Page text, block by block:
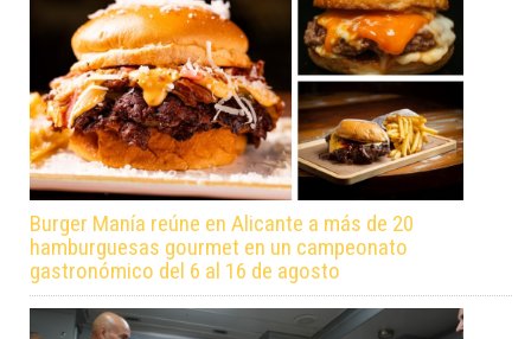
Burger Manía reúne en Alicante a más de 20
hamburguesas gourmet en un campeonato
gastronómico del 6 al 16 de agosto